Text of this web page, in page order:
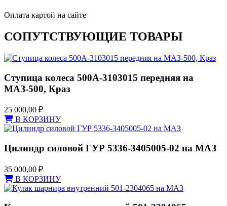
Оплата картой на сайте
СОПУТСТВУЮЩИЕ ТОВАРЫ
Ступица колеса 500А-3103015 передняя на
МАЗ-500, Краз
25 000,00 ₽
В КОРЗИНУ
Цилиндр силовой ГУР 5336-3405005-02 на МАЗ
35 000,00 ₽
В КОРЗИНУ